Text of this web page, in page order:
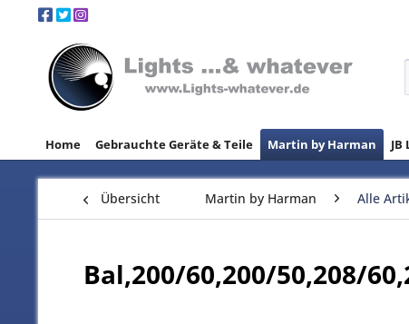
Home Gebrauchte Geräte & Teile Martin by Harman
Übersicht Martin by Harman Alle
Bal,200/60,200/50,208/